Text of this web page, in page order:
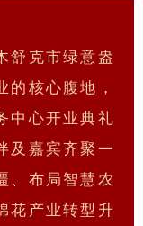
舒克市绿意盎
的核心腹地，
中心开业典礼
及嘉宾齐聚一
、布局智慧农
花产业转型升